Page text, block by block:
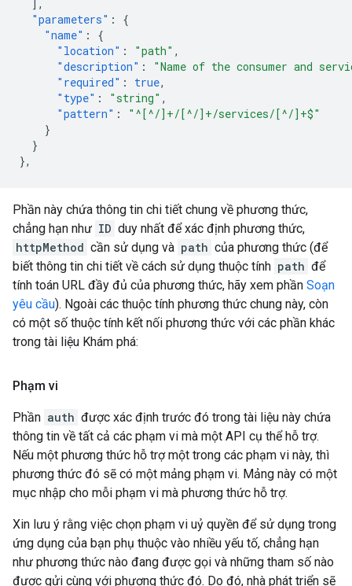
],
"parameters" :
{
"name" :
{
"location" : "path" ,
"description" :
"Name of the consumer and
"required" : true,
"type" : "string" ,
"pattern" :
"^[^/]+/[^/]+/services/[^/]+$"
}
}
},
Phần này chứa thông tin chi tiết chung về phương thức,
chẳng hạn như ID duy nhất để xác định phương thức,
httpMethod cần sử dụng và path của phương thức (để
biết thông tin chi tiết về cách sử dụng thuộc tính path để
tính toán URL đầy đủ của phương thức, hãy xem phần Soạn
yêu cầu). Ngoài các thuộc tính phương thức chung này, còn
có một số thuộc tính kết nối phương thức với các phần khác
trong tài liệu Khám phá:
Phạm vi
Phần auth được xác định trước đó trong tài liệu này chứa
thông tin về tất cả các phạm vi mà một API cụ thể hỗ trợ.
Nếu một phương thức hỗ trợ một trong các phạm vi này, thì
phương thức đó sẽ có một mảng phạm vi. Mảng này có một
mục nhập cho mỗi phạm vi mà phương thức hỗ trợ.
Xin lưu ý rằng việc chọn phạm vi uỷ quyền để sử dụng trong
ứng dụng của bạn phụ thuộc vào nhiều yếu tố, chẳng hạn
như phương thức nào đang được gọi và những tham số nào
được gửi cùng với phương thức đó. Do đó, nhà phát triển sẽ